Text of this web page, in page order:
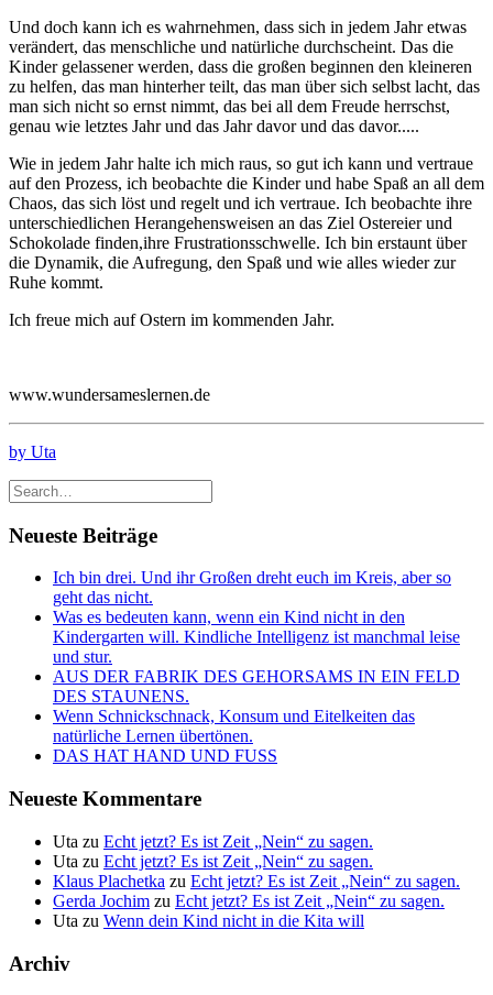
Und doch kann ich es wahrnehmen, dass sich in jedem Jahr etwas
verändert, das menschliche und natürliche durchscheint. Das die
Kinder gelassener werden, dass die großen beginnen den kleineren
zu helfen, das man hinterher teilt, das man über sich selbst lacht, das
man sich nicht so ernst nimmt, das bei all dem Freude herrschst,
genau wie letztes Jahr und das Jahr davor und das davor.....
Wie in jedem Jahr halte ich mich raus, so gut ich kann und vertraue
auf den Prozess, ich beobachte die Kinder und habe Spaß an all dem
Chaos, das sich löst und regelt und ich vertraue. Ich beobachte ihre
unterschiedlichen Herangehensweisen an das Ziel Ostereier und
Schokolade finden,ihre Frustrationsschwelle. Ich bin erstaunt über
die Dynamik, die Aufregung, den Spaß und wie alles wieder zur
Ruhe kommt.
Ich freue mich auf Ostern im kommenden Jahr.
www.wundersameslernen.de
by Uta
Neueste Beiträge
Ich bin drei. Und ihr Großen dreht euch im Kreis, aber so
geht das nicht.
Was es bedeuten kann, wenn ein Kind nicht in den
Kindergarten will. Kindliche Intelligenz ist manchmal leise
und stur.
AUS DER FABRIK DES GEHORSAMS IN EIN FELD
DES STAUNENS.
Wenn Schnickschnack, Konsum und Eitelkeiten das
natürliche Lernen übertönen.
DAS HAT HAND UND FUSS
Neueste Kommentare
Uta zu Echt jetzt? Es ist Zeit „Nein“ zu sagen.
Uta zu Echt jetzt? Es ist Zeit „Nein“ zu sagen.
Klaus Plachetka zu Echt jetzt? Es ist Zeit „Nein“ zu sagen.
Gerda Jochim zu Echt jetzt? Es ist Zeit „Nein“ zu sagen.
Uta zu Wenn dein Kind nicht in die Kita will
Archiv